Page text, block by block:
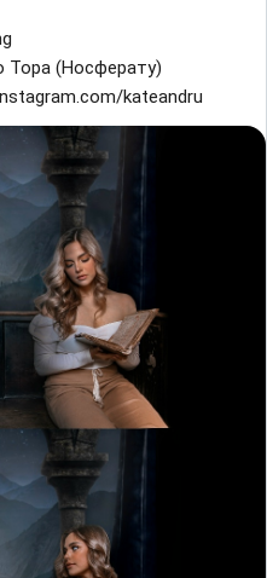
Тора (Носферату)
kateandru